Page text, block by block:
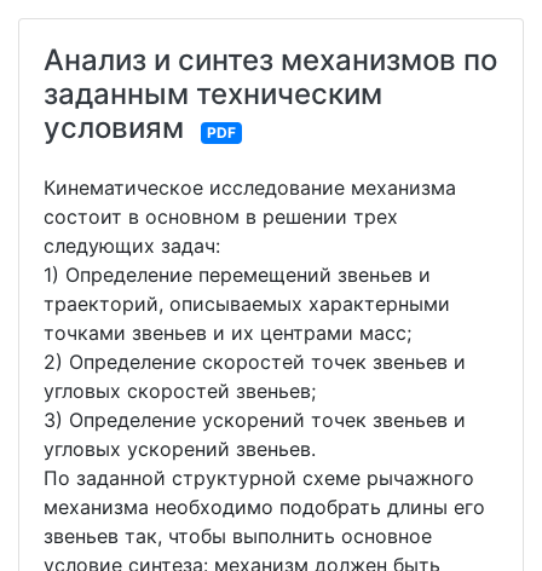
Анализ и синтез механизмов по
заданным техническим
условиям
PDF
Кинематическое исследование механизма
состоит в основном в решении трех
следующих задач:
1) Определение перемещений звеньев и
траекторий, описываемых характерными
точками звеньев и их центрами масс;
2) Определение скоростей точек звеньев и
угловых скоростей звеньев;
3) Определение ускорений точек звеньев и
угловых ускорений звеньев.
По заданной структурной схеме рычажного
механизма необходимо подобрать длины его
звеньев так, чтобы выполнить основное
условие синтеза: механизм должен быть